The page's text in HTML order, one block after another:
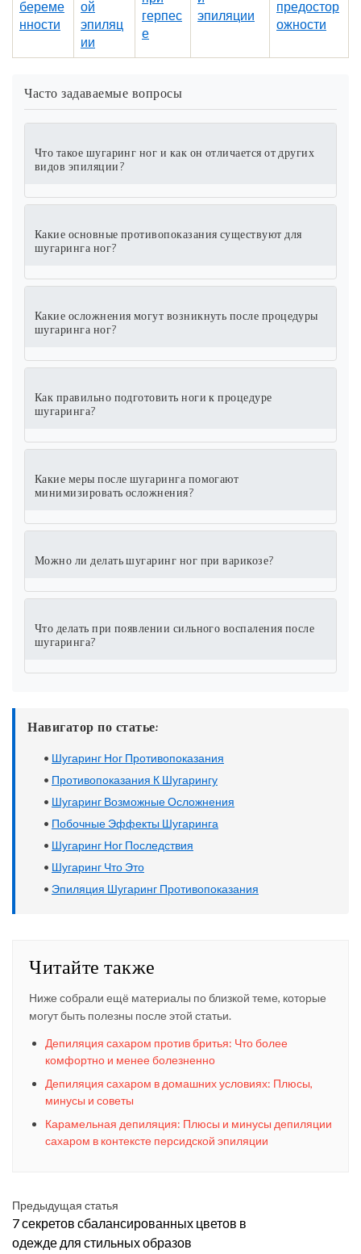
береме
нности
ой
эпиляц
ии
герпес
е
эпиляции
предостор
ожности
Часто задаваемые вопросы
Что такое шугаринг ног и как он отличается от других
видов эпиляции?
Какие основные противопоказания существуют для
шугаринга ног?
Какие осложнения могут возникнуть после процедуры
шугаринга ног?
Как правильно подготовить ноги к процедуре
шугаринга?
Какие меры после шугаринга помогают
минимизировать осложнения?
Можно ли делать шугаринг ног при варикозе?
Что делать при появлении сильного воспаления после
шугаринга?
Навигатор по статье:
• Шугаринг Ног Противопоказания
• Противопоказания К Шугарингу
• Шугаринг Возможные Осложнения
• Побочные Эффекты Шугаринга
• Шугаринг Ног Последствия
• Шугаринг Что Это
• Эпиляция Шугаринг Противопоказания
Читайте также
Ниже собрали ещё материалы по близкой теме, которые
могут быть полезны после этой статьи.
Депиляция сахаром против бритья: Что более
комфортно и менее болезненно
Депиляция сахаром в домашних условиях: Плюсы,
минусы и советы
Карамельная депиляция: Плюсы и минусы депиляции
сахаром в контексте персидской эпиляции
Предыдущая статья
7 секретов сбалансированных цветов в
одежде для стильных образов